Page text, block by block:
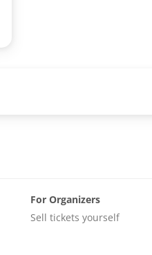
For Organizers
Sell tickets yourself